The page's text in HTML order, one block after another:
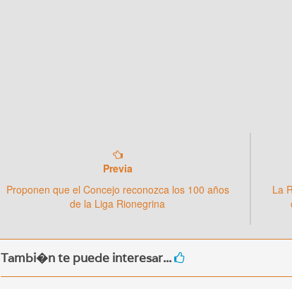
Previa
Proponen que el Concejo reconozca los 100 años
de la Liga Rionegrina
La
Tambi�n te puede interesar...